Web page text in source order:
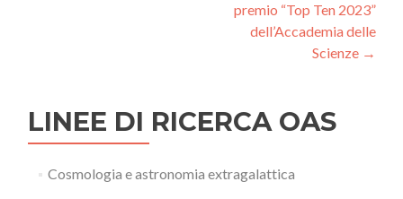
premio “Top Ten 2023”
dell’Accademia delle
Scienze →
LINEE DI RICERCA OAS
Cosmologia e astronomia extragalattica